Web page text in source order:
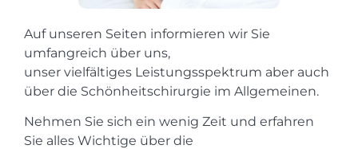
Auf unseren Seiten informieren wir Sie
umfangreich über uns,
unser vielfältiges Leistungsspektrum aber auch
über die Schönheitschirurgie im Allgemeinen.
Nehmen Sie sich ein wenig Zeit und erfahren
Sie alles Wichtige über die